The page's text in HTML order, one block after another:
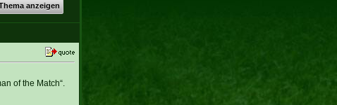
anzeigen
of the Match“.